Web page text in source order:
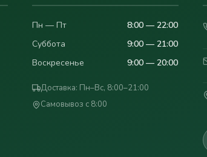
Пн — Пт
8:00 — 22:00
Суббота
9:00 — 21:00
Воскресенье
9:00 — 20:00
Доставка: Пн–Вс, 8:00–21:00
Самовывоз с 8:00